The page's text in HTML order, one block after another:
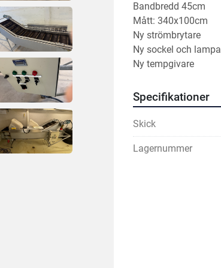
Bandbredd 45cm
Mått: 340x100cm
Ny strömbrytare
Ny sockel och lampa
Ny tempgivare
Specifikationer
Skick
Lagernummer